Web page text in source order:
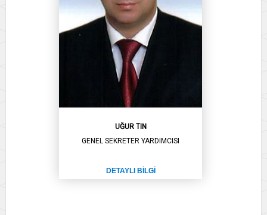
UĞUR TIN
GENEL SEKRETER YARDIMCISI
DETAYLI BİLGİ